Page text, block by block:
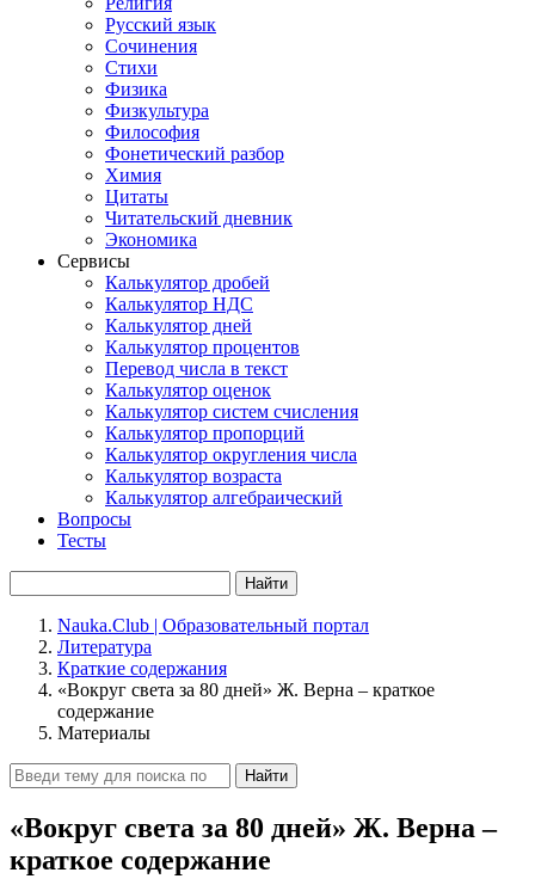
Русский язык
Сочинения
Стихи
Физика
Физкультура
Философия
Фонетический разбор
Химия
Цитаты
Читательский дневник
Экономика
Сервисы
Калькулятор дробей
Калькулятор НДС
Калькулятор дней
Калькулятор процентов
Перевод числа в текст
Калькулятор оценок
Калькулятор систем счисления
Калькулятор пропорций
Калькулятор округления числа
Калькулятор возраста
Калькулятор алгебраический
Вопросы
Тесты
Найти
Nauka.Club | Образовательный портал
Литература
Краткие содержания
«Вокруг света за 80 дней» Ж. Верна – краткое
содержание
Материалы
Найти
«Вокруг света за 80 дней» Ж. Верна –
краткое содержание